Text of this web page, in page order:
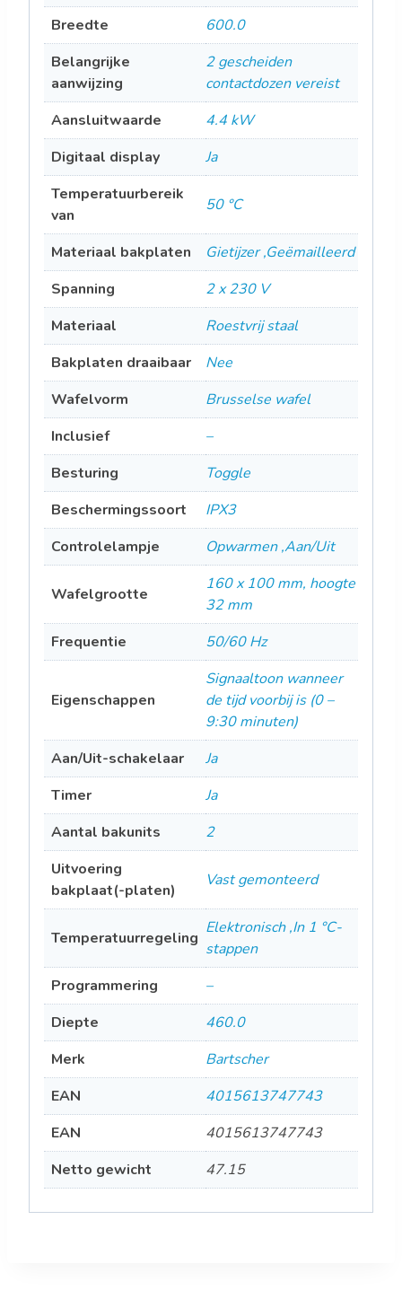
Breedte
600.0
Belangrijke
aanwijzing
2 gescheiden
contactdozen vereist
Aansluitwaarde
4.4 kW
Digitaal display
Ja
Temperatuurbereik
van
50 °C
Materiaal bakplaten
Gietijzer ,Geëmailleerd
Spanning
2 x 230 V
Materiaal
Roestvrij staal
Bakplaten draaibaar
Nee
Wafelvorm
Brusselse wafel
Inclusief
–
Besturing
Toggle
Beschermingssoort
IPX3
Controlelampje
Opwarmen ,Aan/Uit
Wafelgrootte
160 x 100 mm, hoogte
32 mm
Frequentie
50/60 Hz
Eigenschappen
Signaaltoon wanneer
de tijd voorbij is (0 –
9:30 minuten)
Aan/Uit-schakelaar
Ja
Timer
Ja
Aantal bakunits
2
Uitvoering
bakplaat(-platen)
Vast gemonteerd
Temperatuurregeling
Elektronisch ,In 1 °C-
stappen
Programmering
–
Diepte
460.0
Merk
Bartscher
EAN
4015613747743
EAN
4015613747743
Netto gewicht
47.15